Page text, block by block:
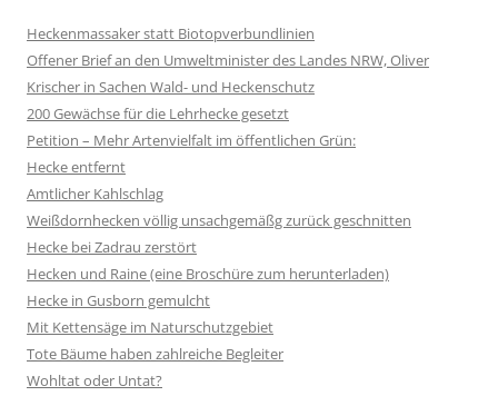
Heckenmassaker statt Biotopverbundlinien
Offener Brief an den Umweltminister des Landes NRW, Oliver
Krischer in Sachen Wald- und Heckenschutz
200 Gewächse für die Lehrhecke gesetzt
Petition – Mehr Artenvielfalt im öffentlichen Grün:
Hecke entfernt
Amtlicher Kahlschlag
Weißdornhecken völlig unsachgemäßg zurück geschnitten
Hecke bei Zadrau zerstört
Hecken und Raine (eine Broschüre zum herunterladen)
Hecke in Gusborn gemulcht
Mit Kettensäge im Naturschutzgebiet
Tote Bäume haben zahlreiche Begleiter
Wohltat oder Untat?